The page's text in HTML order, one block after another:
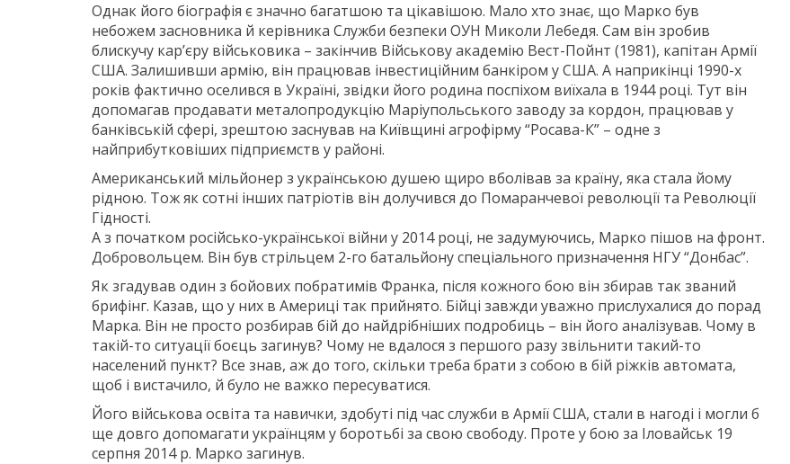
Однак його біографія є значно багатшою та цікавішою. Мало хто знає, що Марко був
небожем засновника й керівника Служби безпеки ОУН Миколи Лебедя. Сам він зробив
блискучу кар’єру військовика – закінчив Військову академію Вест-Пойнт (1981), капітан Армії
США. Залишивши армію, він працював інвестиційним банкіром у США. А наприкінці 1990-х
років фактично оселився в Україні, звідки його родина поспіхом виїхала в 1944 році. Тут він
допомагав продавати металопродукцію Маріупольського заводу за кордон, працював у
банківській сфері, зрештою заснував на Київщині агрофірму “Росава-К” – одне з
найприбутковіших підприємств у районі.
Американський мільйонер з українською душею щиро вболівав за країну, яка стала йому
рідною. Тож як сотні інших патріотів він долучився до Помаранчевої революції та Революції
Гідності.
А з початком російсько-української війни у 2014 році, не задумуючись, Марко пішов на фронт.
Добровольцем. Він був стрільцем 2-го батальйону спеціального призначення НГУ “Донбас”.
Як згадував один з бойових побратимів Франка, після кожного бою він збирав так званий
брифінг. Казав, що у них в Америці так прийнято. Бійці завжди уважно прислухалися до порад
Марка. Він не просто розбирав бій до найдрібніших подробиць – він його аналізував. Чому в
такій-то ситуації боєць загинув? Чому не вдалося з першого разу звільнити такий-то
населений пункт? Все знав, аж до того, скільки треба брати з собою в бій ріжків автомата,
щоб і вистачило, й було не важко пересуватися.
Його військова освіта та навички, здобуті під час служби в Армії США, стали в нагоді і могли б
ще довго допомагати українцям у боротьбі за свою свободу. Проте у бою за Іловайськ 19
серпня 2014 р. Марко загинув.